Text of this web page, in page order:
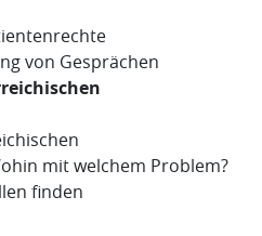
von Gesprächen
mit welchem Problem?
finden